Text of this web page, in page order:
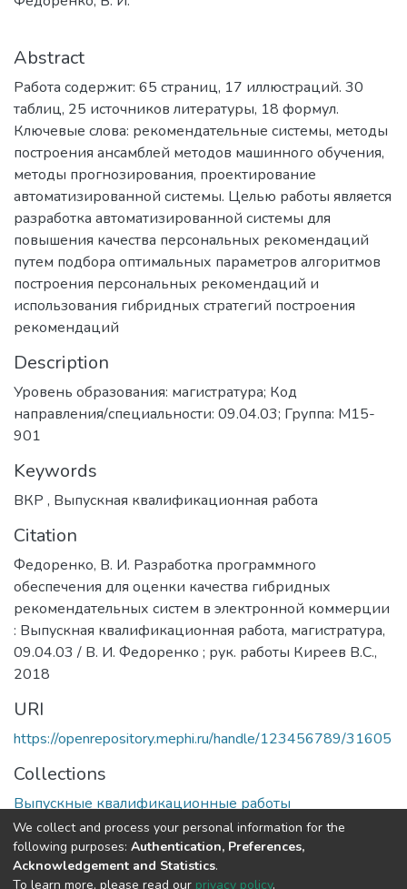
Abstract
Работа содержит: 65 страниц, 17 иллюстраций. 30
таблиц, 25 источников литературы, 18 формул.
Ключевые слова: рекомендательные системы, методы
построения ансамблей методов машинного обучения,
методы прогнозирования, проектирование
автоматизированной системы. Целью работы является
разработка автоматизированной системы для
повышения качества персональных рекомендаций
путем подбора оптимальных параметров алгоритмов
построения персональных рекомендаций и
использования гибридных стратегий построения
рекомендаций
Description
Уровень образования: магистратура; Код
направления/специальности: 09.04.03; Группа: М15-
901
Keywords
ВКР , Выпускная квалификационная работа
Citation
Федоренко, В. И. Разработка программного
обеспечения для оценки качества гибридных
рекомендательных систем в электронной коммерции
: Выпускная квалификационная работа, магистратура,
09.04.03 / В. И. Федоренко ; рук. работы Киреев В.С.,
2018
URI
https://openrepository.mephi.ru/handle/123456789/31605
Collections
Выпускные квалификационные работы
Full item page
We collect and process your personal information for the
following purposes: Authentication, Preferences,
Acknowledgement and Statistics.
To learn more, please read our privacy policy.